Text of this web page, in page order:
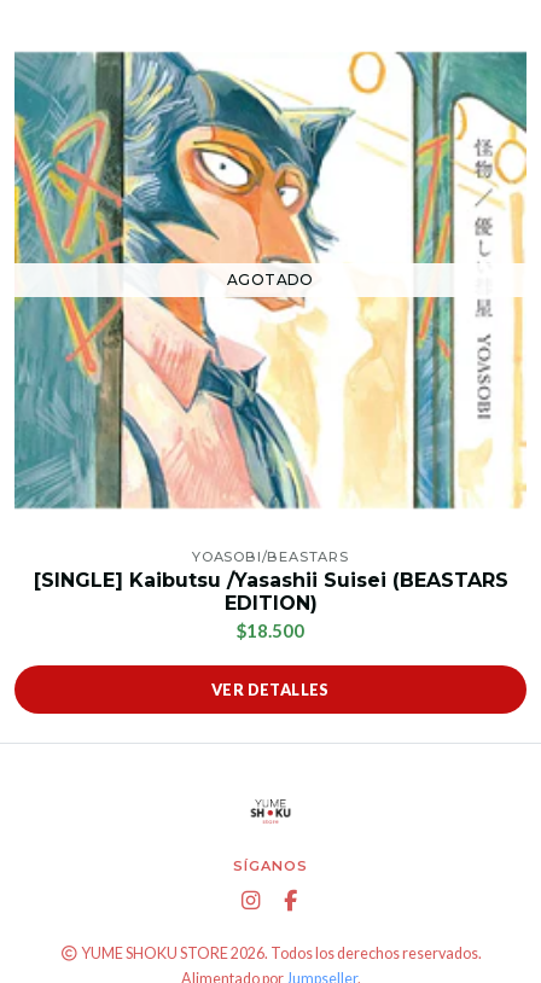
AGOTADO
YOASOBI/BEASTARS
[SINGLE] Kaibutsu /Yasashii Suisei (BEASTARS
EDITION)
$18.500
VER DETALLES
SÍGANOS
YUME SHOKU STORE 2026. Todos los derechos reservados.
Alimentado por Jumpseller.